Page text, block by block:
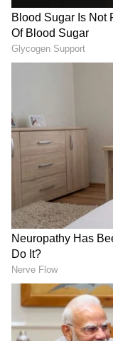
ಬೆಲೆ ಏರಿಕೆ, ಕುರ್ಚಿ
ಮುಳುಗಿದೆ: ಕೇಂದ್ರ
ಸಾಧನಾ
ಸಾಧನೆ ಸ್ಪಷ್ಟಪಡಿಸಲಿ:
LATEST VIDEOS
"ರಾಜಕೀಯ
ಕನಕೋತ್ಸವದಲ್ಲಿ
Shetty speech |
ಶೇ.50 ರಿಂದ
ಟ್ರಂಪ್ ಐತಿಹಾಸಿಕ
Trade Deal |